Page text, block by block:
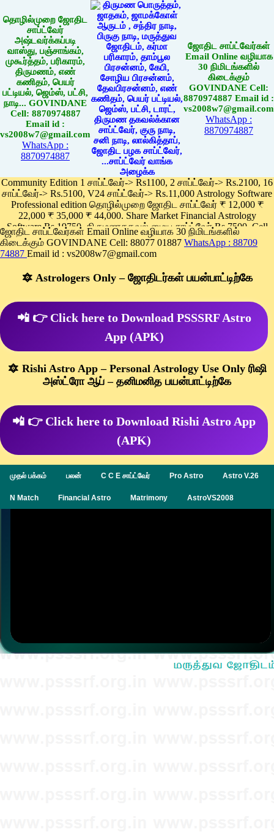
தொழில்முறை ஜோதிட
சாப்ட்வேர்
அஷ்டவர்க்கப்படி
வாஸ்து, பஞ்சாங்கம்,
முகூர்த்தம், பரிகாரம்,
திருமணம், எண்
கணிதம், பெயர்
பட்டியல், ஜெம்ஸ், பட்சி,
நாடி... GOVINDANE
Cell: 8870974887
Email id :
vs2008w7@gmail.com
WhatsApp :
8870974887
ஜோதிட சாப்ட்வேர்கள்
Email Online வழியாக
30 நிமிடங்களில்
கிடைக்கும்
GOVINDANE Cell:
8870974887 Email id :
vs2008w7@gmail.com
WhatsApp :
8870974887
Community Edition 1 சாப்ட்வேர்-> Rs1100, 2 சாப்ட்வேர்-> Rs.2100, 16
சாப்ட்வேர்-> Rs.5100, V24 சாப்ட்வேர்-> Rs.11,000 Astrology Software
Professional edition தொழில்முறை ஜோதிட சாப்ட்வேர் ₹ 12,000 ₹
22,000 ₹ 35,000 ₹ 44,000. Share Market Financial Astrology
Software Rs.19750, திருமணதகவல் மைய சாப்ட்வேர் Rs.7500, Cell
Phone App Rs. 1100
Pay online
ஜோதிட சாப்ட்வேர்கள் Email Online வழியாக 30 நிமிடங்களில்
கிடைக்கும் GOVINDANE Cell: 88077 01887 WhatsApp : 88709
74887 Email id : vs2008w7@gmail.com
🔯 Astrologers Only – ஜோதிடர்கள் பயன்பாட்டிற்கே
📲 👉 Click here to Download PSSSRF Astro
App (APK)
🔯 Rishi Astro App – Personal Astrology Use Only ரிஷி
அஸ்ட்ரோ ஆப் – தனிமனித பயன்பாட்டிற்கே
📲 👉 Click here to Download Rishi Astro App
(APK)
முதல் பக்கம் பலன் C C E சாப்ட்வேர் Pro Astro Astro V.26
N Match Financial Astro Matrimony AstroVS2008